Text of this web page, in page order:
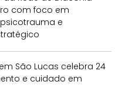
com foco em
e
São Lucas celebra 24
e cuidado em